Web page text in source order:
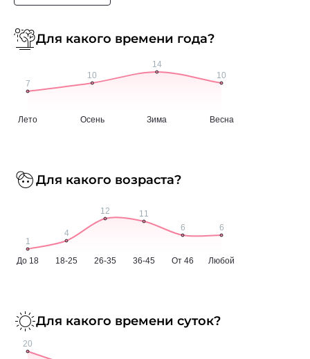
Для какого времени года?
Для какого возраста?
Для какого времени суток?